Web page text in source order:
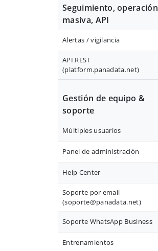
Seguimiento, operación
masiva, API
Alertas / vigilancia
API REST
(platform.panadata.net)
Gestión de equipo &
soporte
Múltiples usuarios
Panel de administración
Help Center
Soporte por email
(soporte@panadata.net)
Soporte WhatsApp Business
Entrenamientos